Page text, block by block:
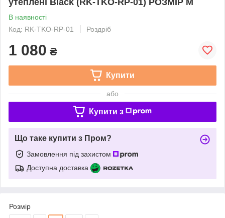
В наявності
Код: RK-TKO-RP-01
Роздріб
1 080 ₴
Купити
або
Купити з
Що таке купити з Пром?
Замовлення під захистом
Доступна доставка
Розмір